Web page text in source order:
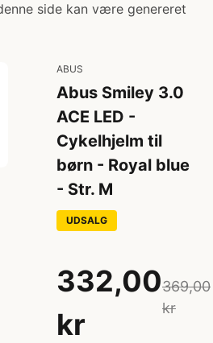
side kan være genereret
ABUS
Abus Smiley 3.0
ACE LED -
Cykelhjelm til
børn - Royal blue
- Str. M
UDSALG
332,00
kr
369,00
kr